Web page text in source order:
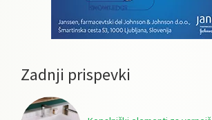
Zadnji prispevki